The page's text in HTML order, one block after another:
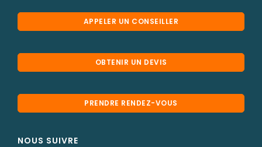
APPELER UN CONSEILLER
OBTENIR UN DEVIS
PRENDRE RENDEZ-VOUS
NOUS SUIVRE